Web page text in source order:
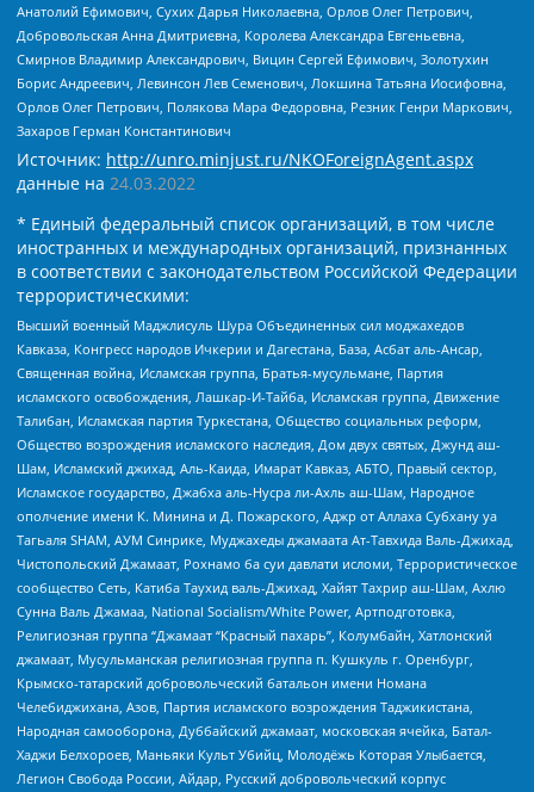
Анатолий Ефимович, Сухих Дарья Николаевна, Орлов Олег Петрович,
Добровольская Анна Дмитриевна, Королева Александра Евгеньевна,
Смирнов Владимир Александрович, Вицин Сергей Ефимович, Золотухин
Борис Андреевич, Левинсон Лев Семенович, Локшина Татьяна Иосифовна,
Орлов Олег Петрович, Полякова Мара Федоровна, Резник Генри Маркович,
Захаров Герман Константинович
Источник: http://unro.minjust.ru/NKOForeignAgent.aspx
данные на 24.03.2022
* Единый федеральный список организаций, в том числе
иностранных и международных организаций, признанных
в соответствии с законодательством Российской Федерации
террористическими:
Высший военный Маджлисуль Шура Объединенных сил моджахедов
Кавказа, Конгресс народов Ичкерии и Дагестана, База, Асбат аль-Ансар,
Священная война, Исламская группа, Братья-мусульмане, Партия
исламского освобождения, Лашкар-И-Тайба, Исламская группа, Движение
Талибан, Исламская партия Туркестана, Общество социальных реформ,
Общество возрождения исламского наследия, Дом двух святых, Джунд аш-
Шам, Исламский джихад, Аль-Каида, Имарат Кавказ, АБТО, Правый сектор,
Исламское государство, Джабха аль-Нусра ли-Ахль аш-Шам, Народное
ополчение имени К. Минина и Д. Пожарского, Аджр от Аллаха Субхану уа
Тагьаля SHAM, АУМ Синрике, Муджахеды джамаата Ат-Тавхида Валь-Джихад,
Чистопольский Джамаат, Рохнамо ба суи давлати исломи, Террористическое
сообщество Сеть, Катиба Таухид валь-Джихад, Хайят Тахрир аш-Шам, Ахлю
Сунна Валь Джамаа, National Socialism/White Power, Артподготовка,
Религиозная группа “Джамаат “Красный пахарь”, Колумбайн, Хатлонский
джамаат, Мусульманская религиозная группа п. Кушкуль г. Оренбург,
Крымско-татарский добровольческий батальон имени Номана
Челебиджихана, Азов, Партия исламского возрождения Таджикистана,
Народная самооборона, Дуббайский джамаат, московская ячейка, Батал-
Хаджи Белхороев, Маньяки Культ Убийц, Молодёжь Которая Улыбается,
Легион Свобода России, Айдар, Русский добровольческий корпус